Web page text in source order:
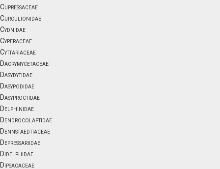
Cupressaceae
Curculionidae
Cydnidae
Cyperaceae
Cyttariaceae
Dacrymycetaceae
Dasydytidae
Dasypodidae
Dasyproctidae
Delphinidae
Dendrocolaptidae
Dennstaedtiaceae
Depressariidae
Didelphidae
Dipsacaceae